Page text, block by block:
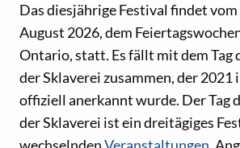
Das diesjährige Festival findet vom
August 2026, dem
Ontario, statt. Es fällt mit dem Tag
der Sklaverei zusammen, der 2021
offiziell anerkannt wurde. Der Tag
der Sklaverei ist ein dreitägiges